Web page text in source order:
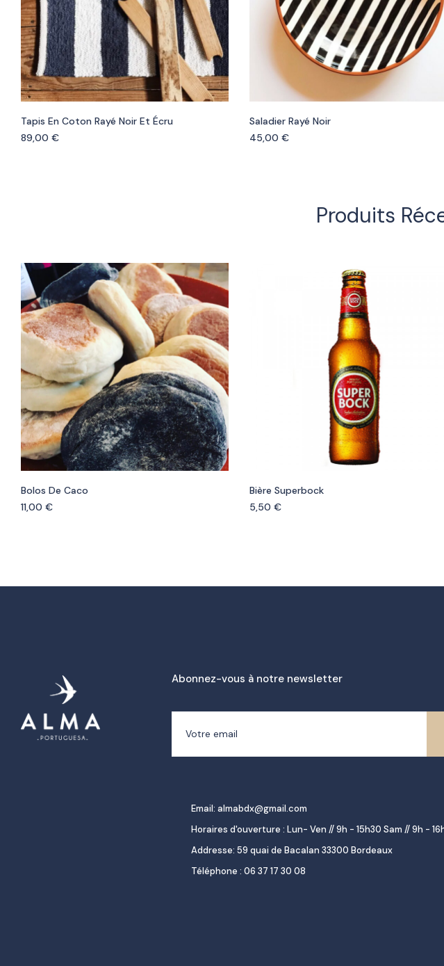
Tapis En Coton Rayé Noir Et Écru
89,00 €
Saladier Rayé Noir
45,00 €
Produits
Bolos De Caco
11,00 €
Bière Superbock
5,50 €
Abonnez-vous à notre newsletter
Email: almabdx@gmail.com
Horaires d'ouverture : Lun- Ven // 9h - 15h30 Sam // 9h -
Addresse: 59 quai de Bacalan 33300 Bordeaux
Téléphone : 06 37 17 30 08